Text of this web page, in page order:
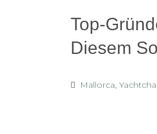
Top-
Diesem
Mallorca,